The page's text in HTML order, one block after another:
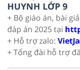
HUYNH LỚP 9
+ Bộ giáo án, bài
đáp án 2025 tại
+ Hỗ trợ zalo:
+ Tổng đài hỗ trợ